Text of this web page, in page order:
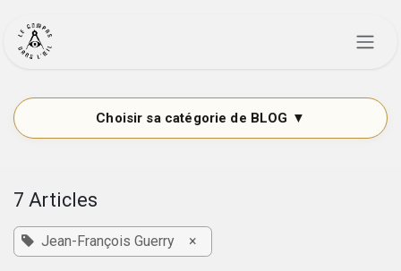
7 Articles
Jean-François Guerry ×